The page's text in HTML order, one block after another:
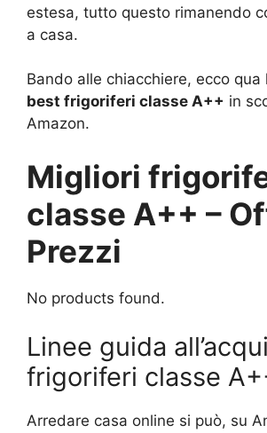
estesa, tutto questo rimanendo
a casa.
Bando alle chiacchiere, ecco qua
best frigoriferi classe A++ in
Amazon.
Migliori
classe A++ –
Prezzi
No products found.
Linee guida
frigoriferi classe
Arredare casa online si può, su